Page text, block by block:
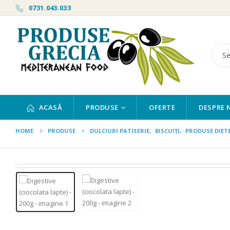
0731.043.033
ACASĂ PRODUSE OFERTE DESPRE
HOME PRODUSE DULCIURI PATISERIE, BISCUIȚI, PRODUSE